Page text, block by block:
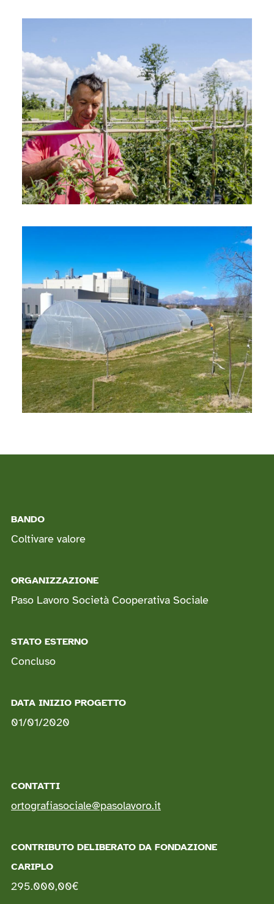
BANDO
Coltivare valore
ORGANIZZAZIONE
Paso Lavoro Società Cooperativa Sociale
STATO ESTERNO
Concluso
DATA INIZIO PROGETTO
01/01/2020
CONTATTI
ortografiasociale@pasolavoro.it
CONTRIBUTO DELIBERATO DA FONDAZIONE
CARIPLO
295.000,00€